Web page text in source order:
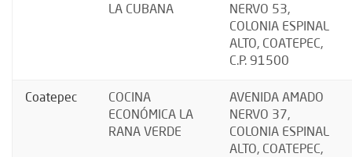
LA CUBANA
NERVO 53,
COLONIA ESPINAL
ALTO, COATEPEC,
C.P. 91500
Coatepec
COCINA
ECONÓMICA LA
RANA VERDE
AVENIDA AMADO
NERVO 37,
COLONIA ESPINAL
ALTO, COATEPEC,